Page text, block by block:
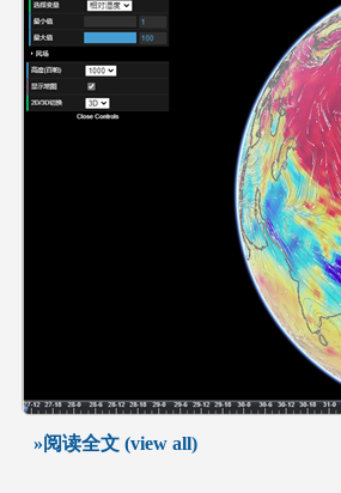
»阅读全文 (view all)